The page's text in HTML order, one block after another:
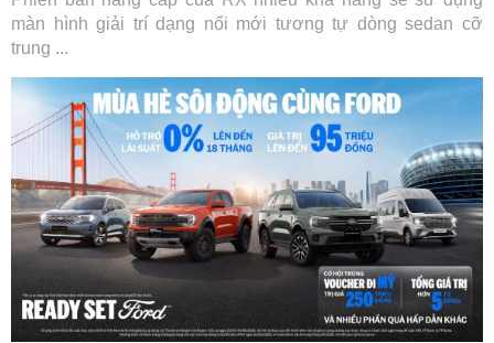
màn hình giải trí dạng nổi mới tương tự dòng sedan cỡ
trung ...